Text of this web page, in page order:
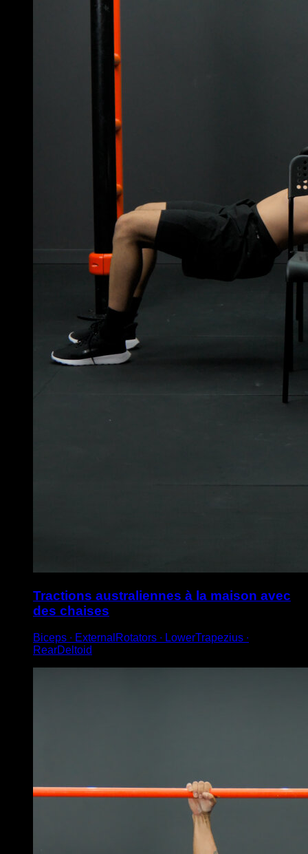
Tractions australiennes à la maison avec
des chaises
Biceps ∙ ExternalRotators ∙ LowerTrapezius ∙
RearDeltoid